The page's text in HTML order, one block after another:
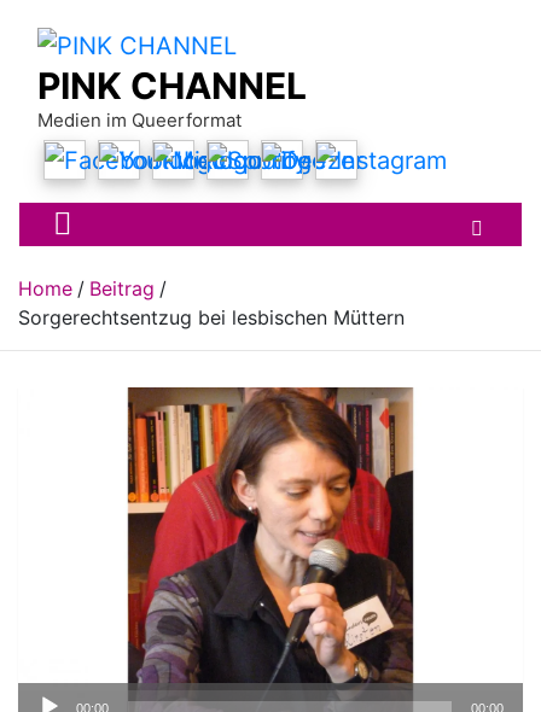
contentPINK CHANNEL
Medien im Queerformat
Home
Beitrag
Sorgerechtsentzug bei lesbischen Müttern
Audio-
00:00 00:00